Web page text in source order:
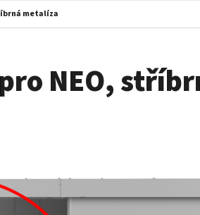
metalíza
NEO,